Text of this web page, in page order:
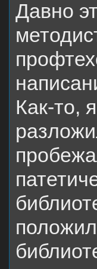
Давно
Как-то,